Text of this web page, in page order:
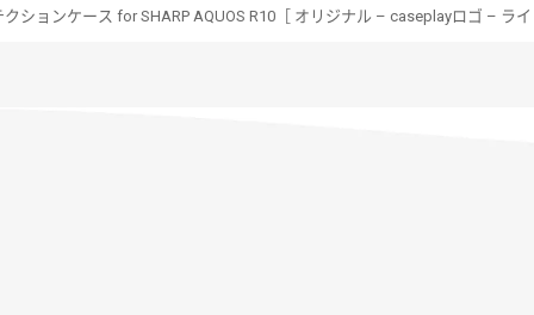
ションケース for SHARP AQUOS R10［ オリジナル – caseplayロゴ – ライ